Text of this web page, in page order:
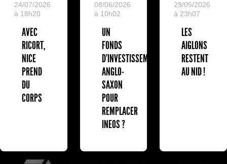
24/07/2026
à 18h20
AVEC
RICORT,
NICE
PREND
DU
CORPS
08/06/2026
à 10h02
UN
FONDS
D'INVESTISSEMENT
ANGLO-
SAXON
POUR
REMPLACER
INEOS ?
29/05/2026
à 23h07
LES
AIGLONS
RESTENT
AU NID !